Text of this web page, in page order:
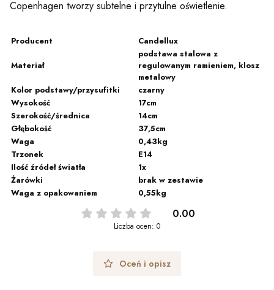
Copenhagen tworzy subtelne i przytulne oświetlenie.
Producent Candellux
Materiał
podstawa stalowa z
regulowanym ramieniem, klosz
metalowy
Kolor podstawy/przysufitki
czarny
Wysokość
17cm
Szerokość/średnica
14cm
Głębokość
37,5cm
Waga
0,43kg
Trzonek
E14
Ilość źródeł światła
1x
Żarówki
brak w zestawie
Waga z opakowaniem
0,55kg
0.00
Liczba ocen: 0
Oceń i opisz